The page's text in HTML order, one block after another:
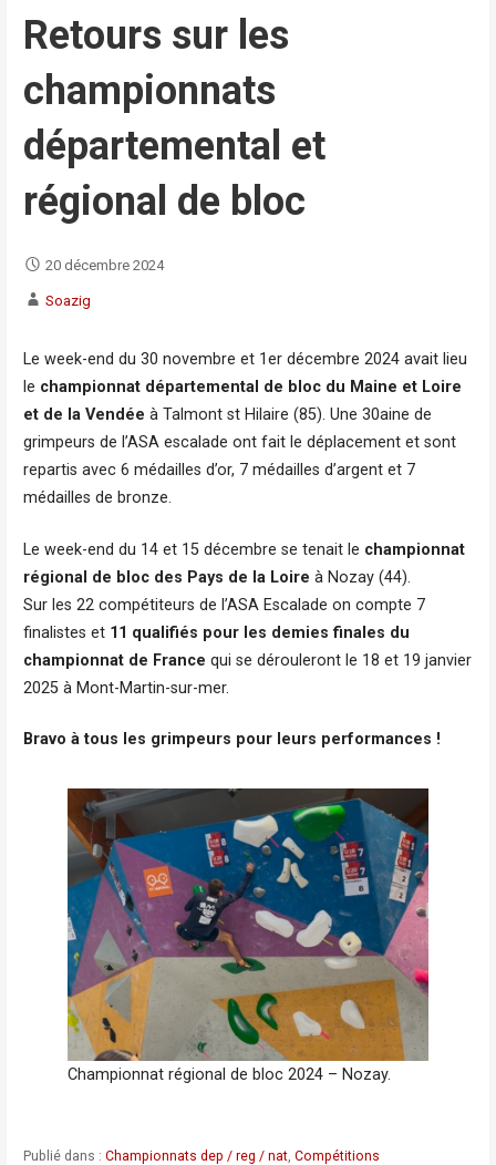
Retours sur les
championnats
départemental et
régional de bloc
20 décembre 2024
Soazig
Le week-end du 30 novembre et 1er décembre 2024 avait lieu
le championnat départemental de bloc du Maine et Loire
et de la Vendée à Talmont st Hilaire (85). Une 30aine de
grimpeurs de l’ASA escalade ont fait le déplacement et sont
repartis avec 6 médailles d’or, 7 médailles d’argent et 7
médailles de bronze.
Le week-end du 14 et 15 décembre se tenait le championnat
régional de bloc des Pays de la Loire à Nozay (44).
Sur les 22 compétiteurs de l’ASA Escalade on compte 7
finalistes et 11 qualifiés pour les demies finales du
championnat de France qui se dérouleront le 18 et 19 janvier
2025 à Mont-Martin-sur-mer.
Bravo à tous les grimpeurs pour leurs performances !
Championnat régional de bloc 2024 – Nozay.
Publié dans : Championnats dep / reg / nat, Compétitions